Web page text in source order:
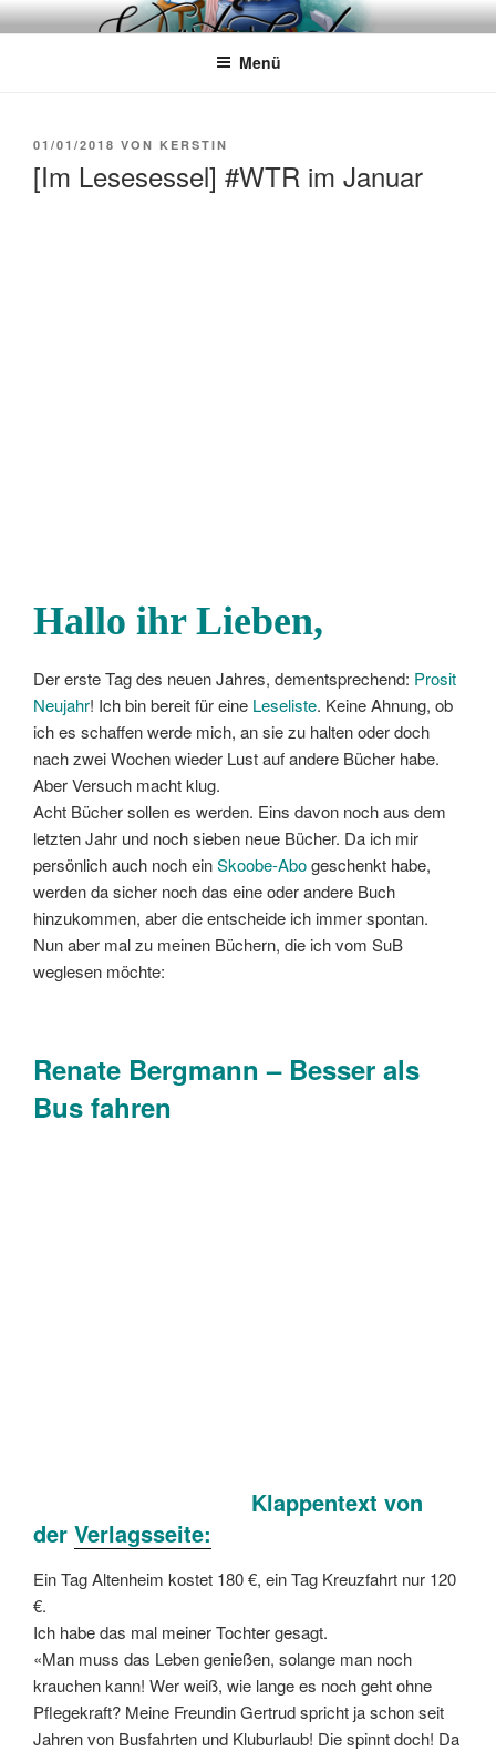
Zum
InhaltWÖRTERKATZE
Von Büchern erzählen
Menü
VERÖFFENTLICHT
01/01/2018 VON KERSTIN
[Im Lesesessel] #WTR im Januar
Hallo ihr Lieben,
Der erste Tag des neuen Jahres, dementsprechend: Prosit
Neujahr! Ich bin bereit für eine Leseliste. Keine Ahnung, ob
ich es schaffen werde mich, an sie zu halten oder doch
nach zwei Wochen wieder Lust auf andere Bücher habe.
Aber Versuch macht klug.
Acht Bücher sollen es werden. Eins davon noch aus dem
letzten Jahr und noch sieben neue Bücher. Da ich mir
persönlich auch noch einSkoobe-Abogeschenkt habe,
werden da sicher noch das eine oder andere Buch
hinzukommen, aber die entscheide ich immer spontan.
Nun aber mal zu meinen Büchern, die ich vom SuB
weglesen möchte:
Renate Bergmann – Besser als
Bus fahren
Klappentext von
der Verlagsseite:
Ein Tag Altenheim kostet 180 €, ein Tag Kreuzfahrt nur 120
€.
Ich habe das mal meiner Tochter gesagt.
«Man muss das Leben genießen, solange man noch
krauchen kann! Wer weiß, wie lange es noch geht ohne
Pflegekraft? Meine Freundin Gertrud spricht ja schon seit
Jahren von Busfahrten und Kluburlaub! Die spinnt doch! Da